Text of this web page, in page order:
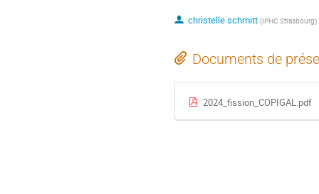
christelle schmitt (IPHC Strasbourg)
Documents de
2024_fission_COPIGAL.pdf